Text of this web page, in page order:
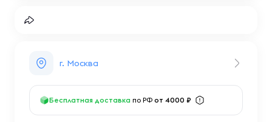
г. Москва
Бесплатная доставка по РФ от 4000 ₽